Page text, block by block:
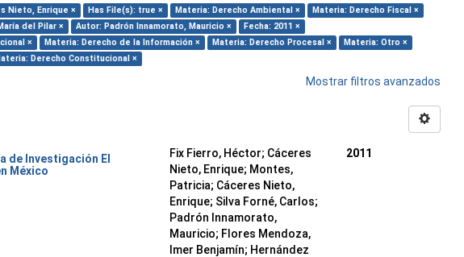
Nieto, Enrique × Has File(s): true × Materia: Derecho Ambiental ×
Materia: Derecho Fiscal ×
del Pilar × Autor: Padrón Innamorato, Mauricio ×
Fecha: 2011 ×
× Materia: Derecho de la Información × Materia: Derecho Procesal ×
Materia: Otro ×
Derecho Constitucional ×
Mostrar filtros avanzados
de Investigación El
México
Fix Fierro, Héctor; Cáceres
Nieto, Enrique; Montes,
Patricia; Cáceres Nieto,
Enrique; Silva Forné, Carlos;
Padrón Innamorato,
Mauricio; Flores Mendoza,
Imer Benjamín; Hernández
2011